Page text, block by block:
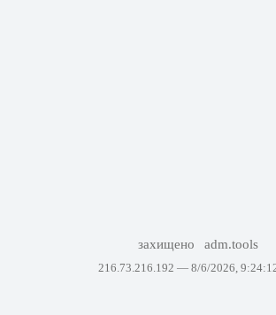
захищено adm.tools
216.73.216.192 — 8/6/2026,